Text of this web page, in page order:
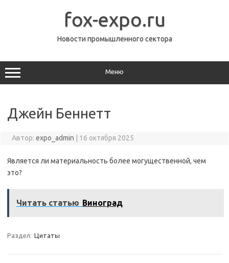
fox-expo.ru
Новости промышленного сектора
Меню
Джейн Беннетт
Автор: expo_admin 16 октября 2025
Является ли материальность более могущественной, чем
это?
Читать статью Виноград
Раздел: Цитаты